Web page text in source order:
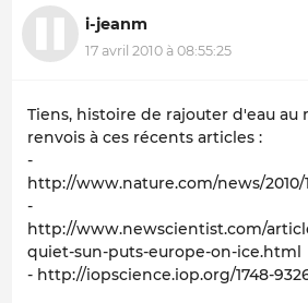
i-jeanm
17 avril 2010 à 08:55:25
Tiens, histoire de rajouter d'eau au
renvois à ces récents articles :
-
http://www.nature.com/news/2010/
-
http://www.newscientist.com/
quiet-sun-puts-europe-on-ice.html
- http://iopscience.iop.org/1748-